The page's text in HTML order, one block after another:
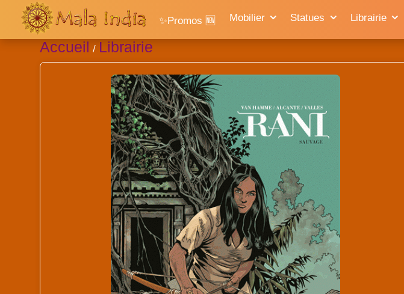
✨Promos 🆕 Mobilier Statues Librairie
Accueil / Librairie